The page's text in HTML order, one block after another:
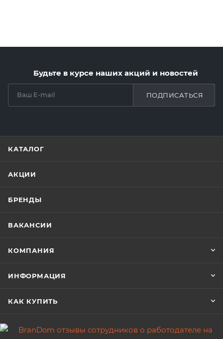
Будьте в курсе наших акций и новостей
ПОДПИСАТЬСЯ
КАТАЛОГ
АКЦИИ
БРЕНДЫ
ВАКАНСИИ
КОМПАНИЯ
ИНФОРМАЦИЯ
КАК КУПИТЬ